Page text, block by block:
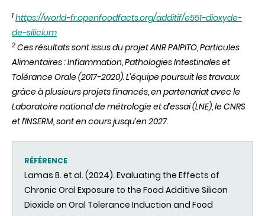
1 https://world-fr.openfoodfacts.org/additif/e551-dioxyde-
de-silicium
2 Ces résultats sont issus du projet ANR PAIPITO, Particules
Alimentaires : Inflammation, Pathologies Intestinales et
Tolérance Orale (2017-2020). L’équipe poursuit les travaux
grâce à plusieurs projets financés, en partenariat avec le
Laboratoire national de métrologie et d’essai (LNE), le CNRS
et l’INSERM, sont en cours jusqu’en 2027.
RÉFÉRENCE
Lamas B. et al. (2024). Evaluating the Effects of
Chronic Oral Exposure to the Food Additive Silicon
Dioxide on Oral Tolerance Induction and Food